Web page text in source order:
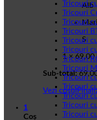
Alb
S
1 ×69,00
Sub-total:
Vezi coșul
1
Coș
Tricouri
Tricouri
Tricouri
Tricouri
Tricouri
Tricouri
Tricouri
Tricouri
Tricouri
Tricouri
Tricouri
Tricouri
Tricouri